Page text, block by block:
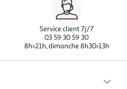
Service client 7j/7
03 59 30 59 30
8h>21h, dimanche 8h30>13h